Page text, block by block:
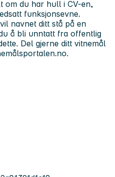
om du har hull i CV-en,
funksjonsevne.
navnet ditt stå på en
å bli unntatt fra offentlig
Del gjerne ditt vitnemål